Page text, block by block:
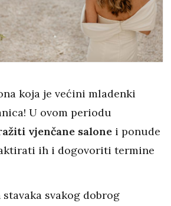
koja je većini mladenki
U ovom periodu
vjenčane salone i ponude
ih i dogovoriti termine
svakog dobrog